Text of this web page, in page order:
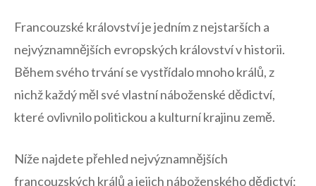
Francouzské království je jedním z nejstarších a
nejvýznamnějších​ evropských království v historii.
⁤Během svého trvání se vystřídalo mnoho ⁢králů, z
nichž každý měl své⁤ vlastní náboženské dědictví,
které ovlivnilo politickou a kulturní krajinu země.
Níže najdete přehled ‍nejvýznamnějších
francouzských králů a jejich náboženského dědictví: